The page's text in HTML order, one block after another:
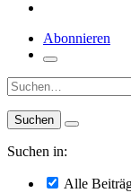
Abonnieren
Suche:
Suchen in:
Alle